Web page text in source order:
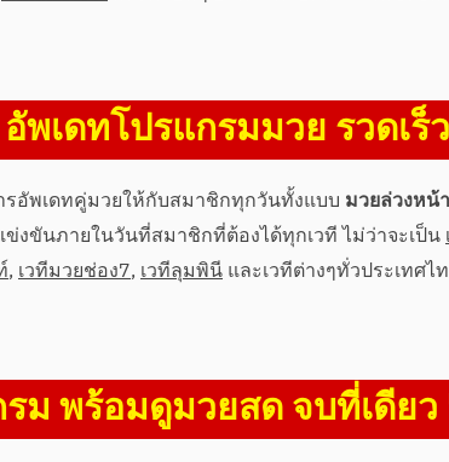
อัพเดทโปรแกรมมวย รวดเ
รอัพเดทคู่มวยให้กับสมาชิกทุกวันทั้งแบบ มวยล่วงหน้า
งขันภายในวันที่สมาชิกที่ต้องได้ทุกเวที ไม่ว่าจะเป็น
,เวทีมวยช่อง7,เวทีลุมพินีและเวทีต่างๆทั่วประเทศ
ม พร้อมดูมวยสด จบที่เดีย